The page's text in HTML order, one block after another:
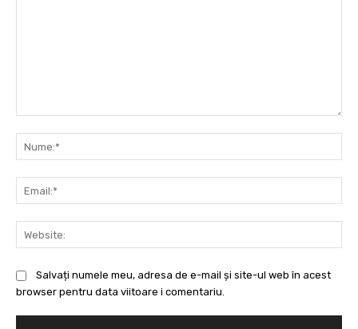
Salvați numele meu, adresa de e-mail și site-ul web în acest
browser pentru data viitoare i comentariu.